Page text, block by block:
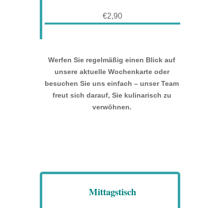
€2,90
Werfen Sie regelmäßig einen Blick auf
unsere aktuelle Wochenkarte oder
besuchen Sie uns einfach – unser Team
freut sich darauf, Sie kulinarisch zu
verwöhnen.
Mittagstisch